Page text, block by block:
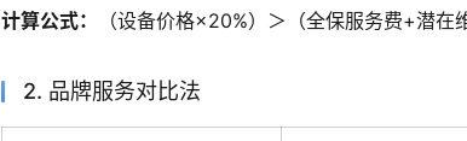
计算公式： （设备价格×20%）＞（全保服务费+潜在
2. 品牌服务对比法